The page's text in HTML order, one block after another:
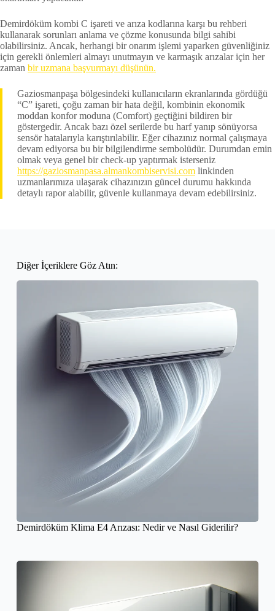
Demirdöküm kombi C işareti ve arıza kodlarına karşı bu rehberi
kullanarak sorunları anlama ve çözme konusunda bilgi sahibi
olabilirsiniz. Ancak, herhangi bir onarım işlemi yaparken güvenliğiniz
için gerekli önlemleri almayı unutmayın ve karmaşık arızalar için her
zaman bir uzmana başvurmayı düşünün.
Gaziosmanpaşa bölgesindeki kullanıcıların ekranlarında gördüğü
“C” işareti, çoğu zaman bir hata değil, kombinin ekonomik
moddan konfor moduna (Comfort) geçtiğini bildiren bir
göstergedir. Ancak bazı özel serilerde bu harf yanıp sönüyorsa
sensör hatalarıyla karıştırılabilir. Eğer cihazınız normal çalışmaya
devam ediyorsa bu bir bilgilendirme sembolüdür. Durumdan emin
olmak veya genel bir check-up yaptırmak isterseniz
https://gaziosmanpasa.almankombiservisi.com linkinden
uzmanlarımıza ulaşarak cihazınızın güncel durumu hakkında
detaylı rapor alabilir, güvenle kullanmaya devam edebilirsiniz.
Diğer İçeriklere Göz Atın:
Demirdöküm Klima E4 Arızası: Nedir ve Nasıl Giderilir?